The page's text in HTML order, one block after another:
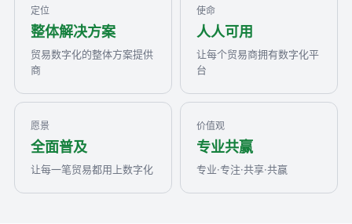
定位
整体解决方案
贸易数字化的整体方案提供
商
使命
人人可用
让每个贸易商拥有数字化平
台
愿景
全面普及
让每一笔贸易都用上数字化
价值观
专业共赢
专业·专注·共享·共赢